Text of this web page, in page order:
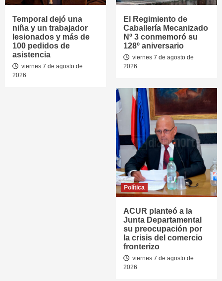
Temporal dejó una
niña y un trabajador
lesionados y más de
100 pedidos de
asistencia
viernes 7 de agosto de
2026
El Regimiento de
Caballería Mecanizado
Nº 3 conmemoró su
128º aniversario
viernes 7 de agosto de
2026
Política
ACUR planteó a la
Junta Departamental
su preocupación por
la crisis del comercio
fronterizo
viernes 7 de agosto de
2026